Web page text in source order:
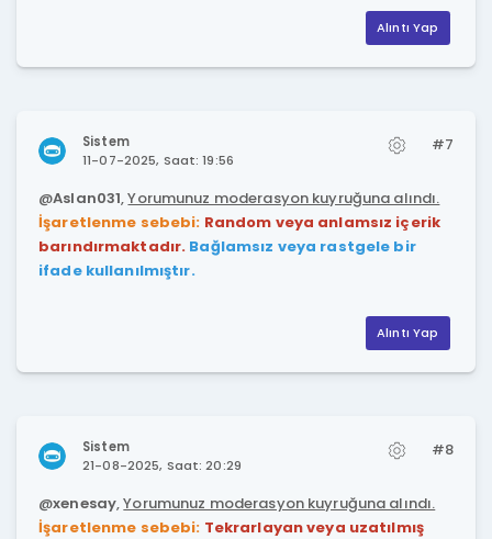
Alıntı Yap
Sistem
11-07-2025, Saat: 19:56
#7
@Aslan031,Yorumunuz moderasyon kuyruğuna alındı.
İşaretlenme sebebi: Random veya anlamsız içerik
barındırmaktadır. Bağlamsız veya rastgele bir
ifade kullanılmıştır.
Alıntı Yap
Sistem
21-08-2025, Saat: 20:29
#8
@xenesay,Yorumunuz moderasyon kuyruğuna alındı.
İşaretlenme sebebi: Tekrarlayan veya uzatılmış